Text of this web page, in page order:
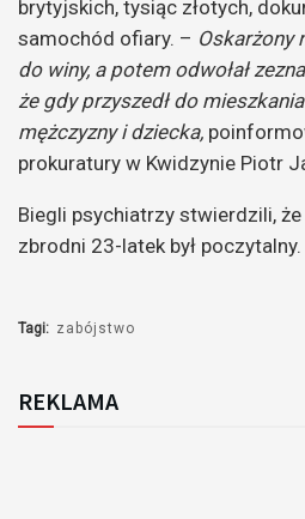
brytyjskich, tysiąc złotych,
samochód ofiary. – Oskarżony
do winy, a potem odwołał
że gdy przyszedł do mieszkania
mężczyzny i dziecka,
prokuratury w Kwidzynie Piotr
Biegli psychiatrzy stwierdzili, że
zbrodni 23-latek był
Tagi: zabójstwo
REKLAMA